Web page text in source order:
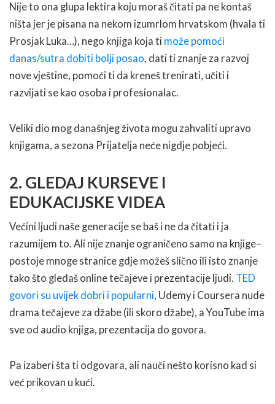
Nije to ona glupa lektira koju moraš čitati pa ne kontaš
ništa jer je pisana na nekom izumrlom hrvatskom (hvala ti
Prosjak Luka…), nego knjiga koja ti može pomoći
danas/sutra dobiti bolji posao, dati ti znanje za razvoj
nove vještine, pomoći ti da kreneš trenirati, učiti i
razvijati se kao osoba i profesionalac.
Veliki dio mog današnjeg života mogu zahvaliti upravo
knjigama, a sezona Prijatelja neće nigdje pobjeći.
2. GLEDAJ KURSEVE I
EDUKACIJSKE VIDEA
Većini ljudi naše generacije se baš i ne da čitati i ja
razumijem to. Ali nije znanje ograničeno samo na knjige–
postoje mnoge stranice gdje možeš slično ili isto znanje
tako što gledaš online tečajeve i prezentacije ljudi. TED
govori su uvijek dobri i popularni, Udemy i Coursera nude
drama tečajeve za džabe (ili skoro džabe), a YouTube ima
sve od audio knjiga, prezentacija do govora.
Pa izaberi šta ti odgovara, ali nauči nešto korisno kad si
već prikovan u kući.